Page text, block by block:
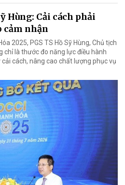
Hùng: Cải cách phải
cảm nhận
2025, PGS TS Hồ Sỹ Hùng, Chủ tịch
chỉ là thước đo năng lực điều hành
cách, nâng cao chất lượng phục vụ